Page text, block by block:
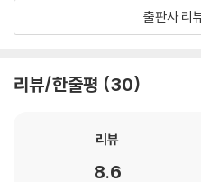
하는 역작이다. 다니자키 준이치로
치 출판문화상을 받고, 이듬해 정부
일본 근대 문학의 대표 작가 다니자키
출판사 리
리뷰/한줄평 30
리뷰
8.6